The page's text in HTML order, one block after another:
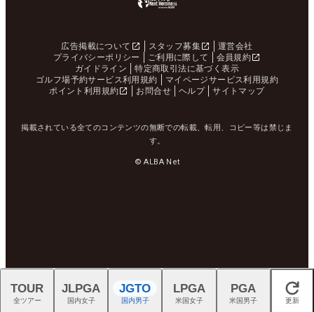
広告掲載について スタッフ募集
運営会社
プライバシーポリシー
ご利用に際して
会員規約
ガイドライン
特定商取引法に基づく表示
ゴルフ場予約サービス利用規約
マイページサービス利用規約
ポイント利用規約
お問合せ ヘルプ サイトマップ
掲載されている全てのコンテンツの無断での転載、転用、コピー等は禁じま
す。
© ALBA Net
閉じる
TOUR
全ツアー
JLPGA
国内女子
JGTO
国内男子
LPGA
米国女子
PGA
米国男子 更新